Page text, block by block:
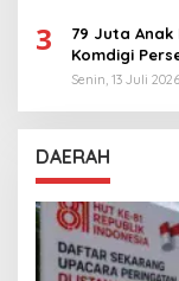
3
79 Juta Anak
Komdigi
Senin, 13 Juli
DAERAH